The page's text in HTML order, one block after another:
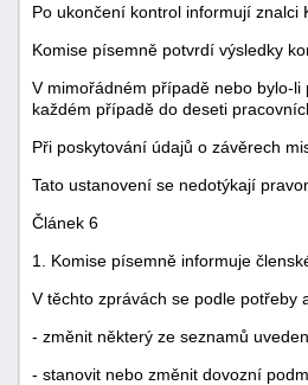
Po ukončení kontrol informují znalci
Komise písemně potvrdí výsledky
V mimořádném případě nebo bylo-
každém případě do deseti
Při poskytování údajů o závěrech
Tato ustanovení se nedotýkají
Článek 6
1. Komise písemně informuje
V těchto zprávách se podle potřeby
- změnit některý ze seznamů
- stanovit nebo změnit dovozní